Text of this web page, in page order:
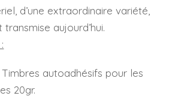
d’une extraordinaire variété,
aujourd’hui.
autoadhésifs pour les
20gr.